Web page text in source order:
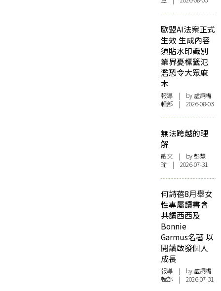
歐盟AI法案正式
生效 生成內容
須貼水印識別
業界憂標籤氾
濫恐令大眾麻
木
報導 | by 虛詞編
輯部 | 2026-08-03
無法跨越的理
解
散文 | by 彭慧
瑜 | 2026-07-31
何詩蓓8月舉女
性專屬讀書會
共讀西西及
Bonnie
Garmus名著 以
閱讀啟發個人
成長
報導 | by 虛詞編
輯部 | 2026-07-31